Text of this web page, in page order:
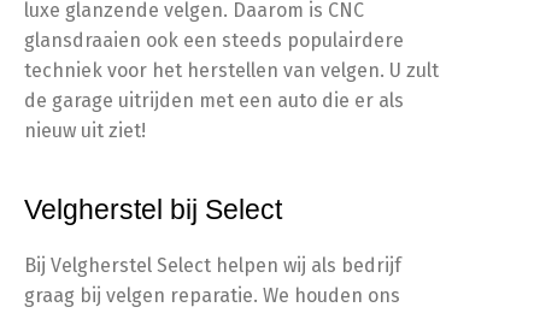
luxe glanzende velgen. Daarom is CNC
glansdraaien ook een steeds populairdere
techniek voor het herstellen van velgen. U zult
de garage uitrijden met een auto die er als
nieuw uit ziet!
Velgherstel bij Select
Bij Velgherstel Select helpen wij als bedrijf
graag bij velgen reparatie. We houden ons